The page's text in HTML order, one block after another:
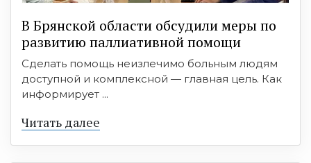
В Брянской области обсудили меры по
развитию паллиативной помощи
Сделать помощь неизлечимо больным людям
доступной и комплексной — главная цель. Как
информирует ...
Читать далее